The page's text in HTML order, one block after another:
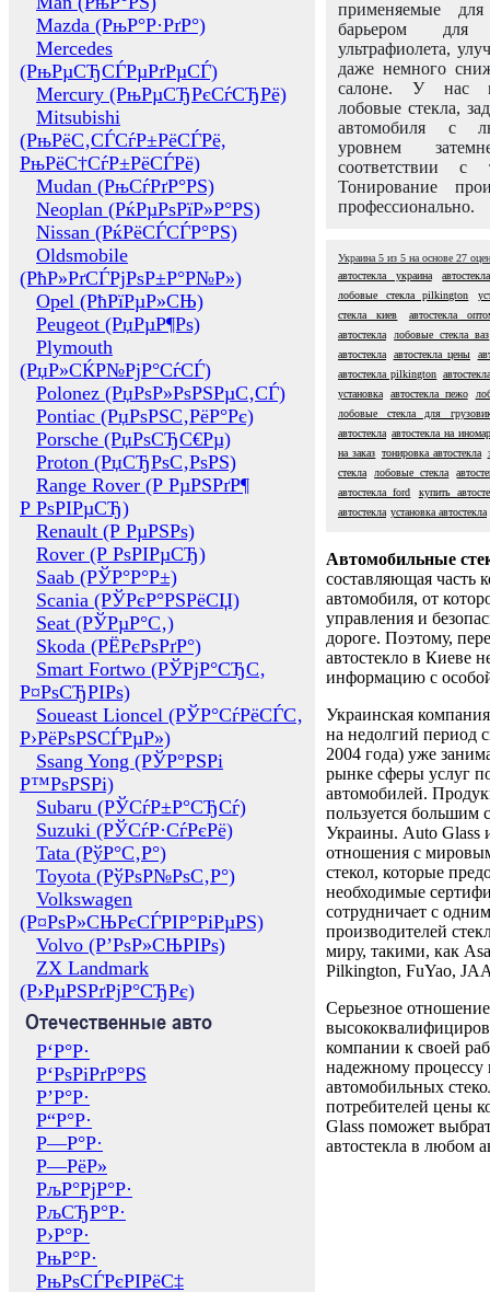
Mazda (РњР°Р·РґР°)
Mercedes
(РњРµСЂСЃРµРґРµСЃ)
Mercury (РњРµСЂРєСѓСЂРё)
Mitsubishi
(РњРёС‚СЃСѓР±РёСЃРё,
РњРёС†СѓР±РёСЃРё)
Mudan (РњСѓРґР°РЅ)
Neoplan (РќРµРѕРїР»Р°РЅ)
Nissan (РќРёСЃСЃР°РЅ)
Oldsmobile
(РћР»РґСЃРјРѕР±Р°Р№Р»)
Opel (РћРїРµР»СЊ)
Peugeot (РџРµР¶Рѕ)
Plymouth
(РџР»СЌР№РјР°СѓСЃ)
Polonez (РџРѕР»РѕРЅРµС‚СЃ)
Pontiac (РџРѕРЅС‚РёР°Рє)
Porsche (РџРѕСЂС€Рµ)
Proton (РџСЂРѕС‚РѕРЅ)
Range Rover (Р РµРЅРґР¶
Р РѕРІРµСЂ)
Renault (Р РµРЅРѕ)
Rover (Р РѕРІРµСЂ)
Saab (РЎР°Р°Р±)
Scania (РЎРєР°РЅРёСЏ)
Seat (РЎРµР°С‚)
Skoda (РЁРєРѕРґР°)
Smart Fortwo (РЎРјР°СЂС‚
Р¤РѕСЂРІРѕ)
Soueast Lioncel (РЎР°СѓРёСЃС‚
Р›РёРѕРЅСЃРµР»)
Ssang Yong (РЎР°РЅРі
Р™РѕРЅРі)
Subaru (РЎСѓР±Р°СЂСѓ)
Suzuki (РЎСѓР·СѓРєРё)
Tata (РўР°С‚Р°)
Toyota (РўРѕР№РѕС‚Р°)
Volkswagen
(Р¤РѕР»СЊРєСЃРІР°РіРµРЅ)
Volvo (Р’РѕР»СЊРІРѕ)
ZX Landmark
(Р›РµРЅРґРјР°СЂРє)
Отечественные авто
Р‘Р°Р·
Р‘РѕРіРґР°РЅ
Р’Р°Р·
Р“Р°Р·
Р—Р°Р·
Р—РёР»
РљР°РјР°Р·
РљСЂР°Р·
Р›Р°Р·
РњР°Р·
РњРѕСЃРєРІРёС‡
применяемые
барьером для
ультрафиолета,
даже немного
салоне. У нас
лобовые стекла,
автомобиля с
уровнем
соответствии с
Тонирование
профессионально.
Украина 5 из 5 на основе 27
автостекла украина
автостекла
лобовые стекла pilkington
стекла киев
автостекла
автостекла
лобовые стекла ваз
автостекла
автостекла цены
автостекла pilkington
установка
автостекла пежо
лобовые стекла для
автостекла автостекла на
на заказ тонировка автостекла
стекла
лобовые стекла
автостекла ford
купить
автостекла установка автостекла
Автомобильные
составляющая часть
автомобиля, от
управления и
дороге. Поэтому,
автостекло в Киеве
информацию с
Украинская
на недолгий период
2004 года) уже
рынке сферы услуг
автомобилей.
пользуется большим
Украины. Auto Glass
отношения с
стекол, которые
необходимые
сотрудничает с
производителей
миру, такими, как
Pilkington, FuYao,
Серьезное отношение
компании к своей
надежному процессу
автомобильных
потребителей цены
Glass поможет
автостекла в любом